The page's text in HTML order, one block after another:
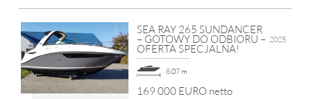
SEA RAY 265 SUNDANCER
– GOTOWY DO ODBIORU –
OFERTA SPECJALNA!
2025
8.07 m
169 000 EURO netto